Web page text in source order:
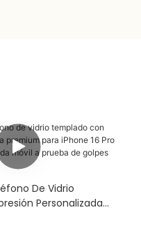
De Vidrio
Personalizada